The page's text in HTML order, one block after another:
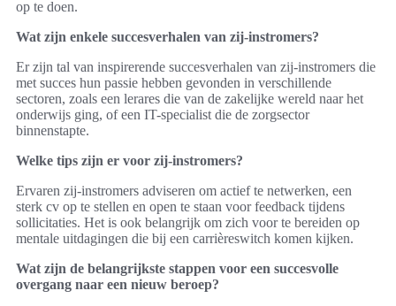
op te doen.
Wat zijn enkele succesverhalen van zij-instromers?
Er zijn tal van inspirerende succesverhalen van zij-instromers die
met succes hun passie hebben gevonden in verschillende
sectoren, zoals een lerares die van de zakelijke wereld naar het
onderwijs ging, of een IT-specialist die de zorgsector
binnenstapte.
Welke tips zijn er voor zij-instromers?
Ervaren zij-instromers adviseren om actief te netwerken, een
sterk cv op te stellen en open te staan voor feedback tijdens
sollicitaties. Het is ook belangrijk om zich voor te bereiden op
mentale uitdagingen die bij een carrièreswitch komen kijken.
Wat zijn de belangrijkste stappen voor een succesvolle
overgang naar een nieuw beroep?